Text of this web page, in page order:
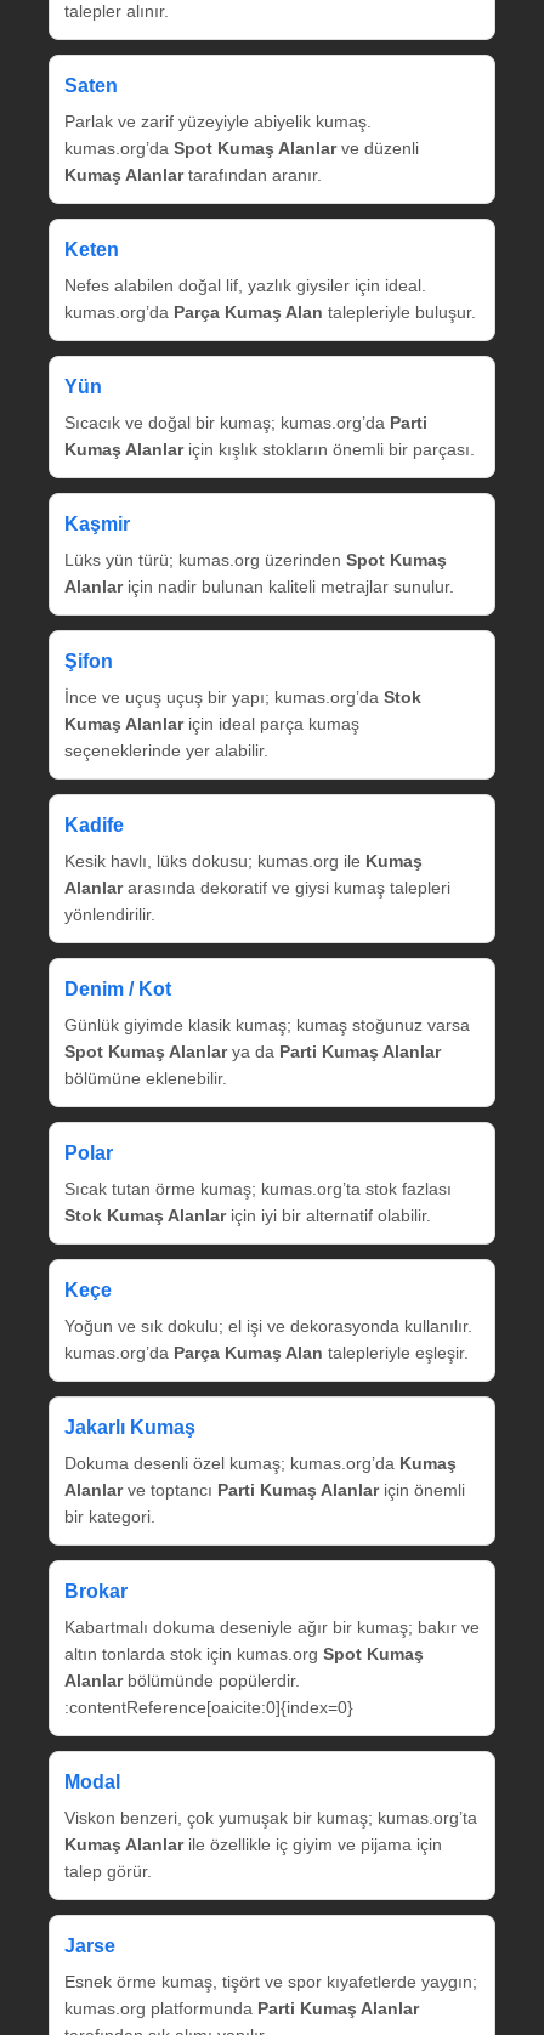
talepler alınır.
Saten
Parlak ve zarif yüzeyiyle abiyelik kumaş.
kumas.org’da Spot Kumaş Alanlarve düzenli
Kumaş Alanlartarafından aranır.
Keten
Nefes alabilen doğal lif, yazlık giysiler için ideal.
kumas.org’da Parça Kumaş Alan talepleriyle buluşur.
Yün
Sıcacık ve doğal bir kumaş; kumas.org’da Parti
Kumaş Alanlariçin kışlık stokların önemli bir parçası.
Kaşmir
Lüks yün türü; kumas.org üzerinden Spot Kumaş
Alanlariçin nadir bulunan kaliteli metrajlar sunulur.
Şifon
İnce ve uçuş uçuş bir yapı; kumas.org’da Stok
Kumaş Alanlariçin ideal parça kumaş
seçeneklerinde yer alabilir.
Kadife
Kesik havlı, lüks dokusu; kumas.org ile Kumaş
Alanlararasında dekoratif ve giysi kumaş talepleri
yönlendirilir.
Denim / Kot
Günlük giyimde klasik kumaş; kumaş stoğunuz varsa
Spot Kumaş Alanlarya da Parti Kumaş Alanlar
bölümüne eklenebilir.
Polar
Sıcak tutan örme kumaş; kumas.org’ta stok fazlası
Stok Kumaş Alanlariçin iyi bir alternatif olabilir.
Keçe
Yoğun ve sık dokulu; el işi ve dekorasyonda kullanılır.
kumas.org’da Parça Kumaş Alan talepleriyle eşleşir.
Jakarlı Kumaş
Dokuma desenli özel kumaş; kumas.org’da Kumaş
Alanlarve toptancı Parti Kumaş Alanlariçin önemli
bir kategori.
Brokar
Kabartmalı dokuma deseniyle ağır bir kumaş; bakır ve
altın tonlarda stok için kumas.org Spot Kumaş
Alanlarbölümünde popülerdir.
:contentReference[oaicite:0]{index=0}
Modal
Viskon benzeri, çok yumuşak bir kumaş; kumas.org’ta
Kumaş Alanlarile özellikle iç giyim ve pijama için
talep görür.
Jarse
Esnek örme kumaş, tişört ve spor kıyafetlerde yaygın;
kumas.org platformunda Parti Kumaş Alanlar